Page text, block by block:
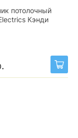
потолочный
Кэнди